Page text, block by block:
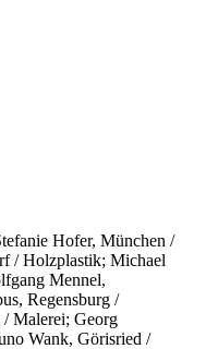
Hofer, München /
/ Holzplastik; Michael
Mennel,
Regensburg /
Malerei; Georg
Wank, Görisried /